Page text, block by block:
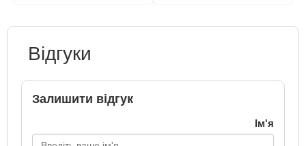
Відгуки
Залишити відгук
Ім'я